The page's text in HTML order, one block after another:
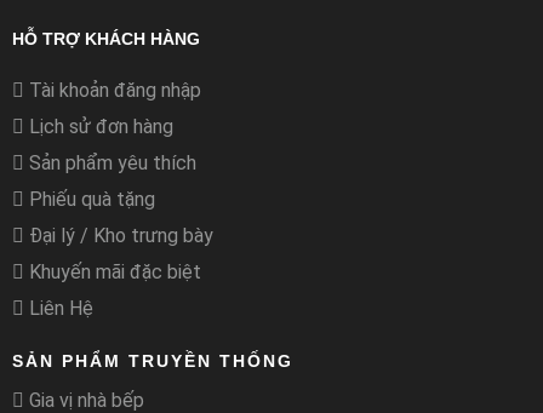
HỖ TRỢ KHÁCH HÀNG
Tài khoản đăng nhập
Lịch sử đơn hàng
Sản phẩm yêu thích
Phiếu quà tặng
Đại lý / Kho trưng bày
Khuyến mãi đặc biệt
Liên Hệ
SẢN PHẨM TRUYỀN THỐNG
Gia vị nhà bếp